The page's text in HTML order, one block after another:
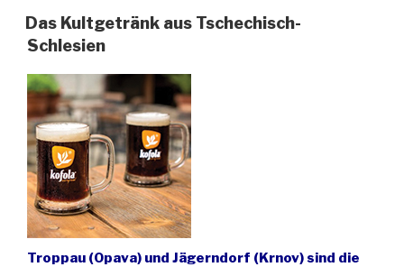
der
Welt
aus
Schlesien“
Das Kultgetränk aus Tschechisch-
Schlesien
Troppau (Opava) und Jägerndorf (Krnov) sind die